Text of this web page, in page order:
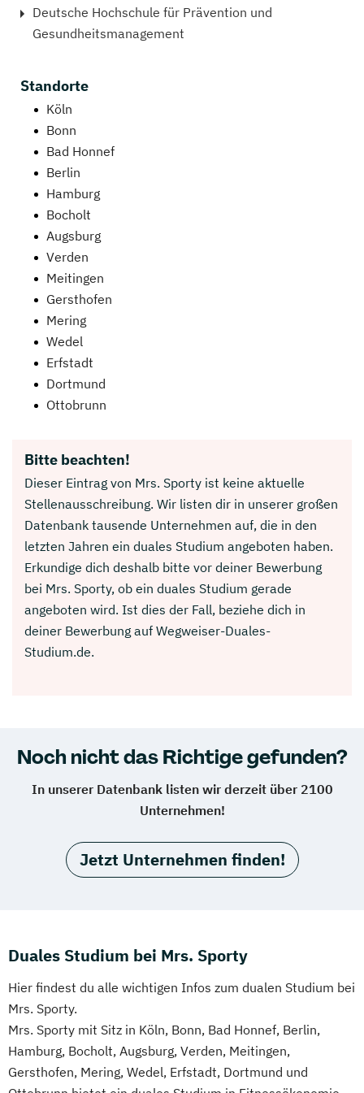
Deutsche Hochschule für Prävention und
Gesundheitsmanagement
Standorte
Köln
Bonn
Bad Honnef
Berlin
Hamburg
Bocholt
Augsburg
Verden
Meitingen
Gersthofen
Mering
Wedel
Erfstadt
Dortmund
Ottobrunn
Bitte beachten!
Dieser Eintrag von Mrs. Sporty ist keine aktuelle
Stellenausschreibung. Wir listen dir in unserer großen
Datenbank tausende Unternehmen auf, die in den
letzten Jahren ein duales Studium angeboten haben.
Erkundige dich deshalb bitte vor deiner Bewerbung
bei Mrs. Sporty, ob ein duales Studium gerade
angeboten wird. Ist dies der Fall, beziehe dich in
deiner Bewerbung auf Wegweiser-Duales-
Studium.de.
Noch nicht das Richtige gefunden?
In unserer Datenbank listen wir derzeit über 2100
Unternehmen!
Jetzt Unternehmen finden!
Duales Studium bei Mrs. Sporty
Hier findest du alle wichtigen Infos zum dualen Studium bei
Mrs. Sporty.
Mrs. Sporty mit Sitz in Köln, Bonn, Bad Honnef, Berlin,
Hamburg, Bocholt, Augsburg, Verden, Meitingen,
Gersthofen, Mering, Wedel, Erfstadt, Dortmund und